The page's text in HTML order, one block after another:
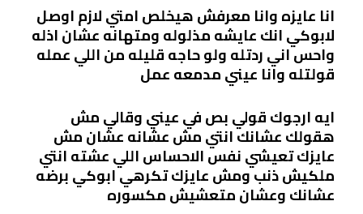
انا عايزه وانا معرفش هيخلص امتي لازم اوصل
لابوكي انك عايشه مذلوله ومتهانه عشان اذله
واحس اني ردتله ولو حاجه قليله من اللي عمله
قولتله وانا عيني مدمعه عمل
ايه ارجوك قولي بص في عيني وقالي مش
هقولك عشانك انتي مش عشانه عشان مش
عايزك تعيشي نفس الاحساس اللي عشته انتي
ملكيش ذنب ومش عايزك تكرهي ابوكي برضه
عشانك وعشان متعشيش مكسوره